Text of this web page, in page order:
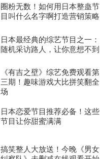
圈粉无数！如何用日本整蛊节
目叫什么名字啊打造营销策略
日本最经典的综艺节目之一：
随机采访路人，让你意想不到
《有吉之壁》综艺免费观看第
三期！趣味游戏大比拼笑翻全
场
日本恋爱节目推荐必备！这些
节目让你甜蜜满满
搞笑整人大放送！今晚《男女